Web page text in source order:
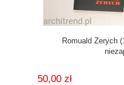
Romuald Zerych
50,00 zł